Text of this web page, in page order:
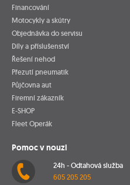
Financování
Motocykly a skútry
Objednávka do servisu
Díly a příslušenství
Řešení nehod
Přezutí pneumatik
Půjčovna aut
Firemní zákazník
E-SHOP
Fleet Operák
Pomoc v nouzi
24h - Odtahová služba
605 205 205